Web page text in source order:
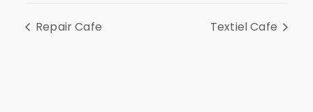
Repair Cafe Textiel Cafe